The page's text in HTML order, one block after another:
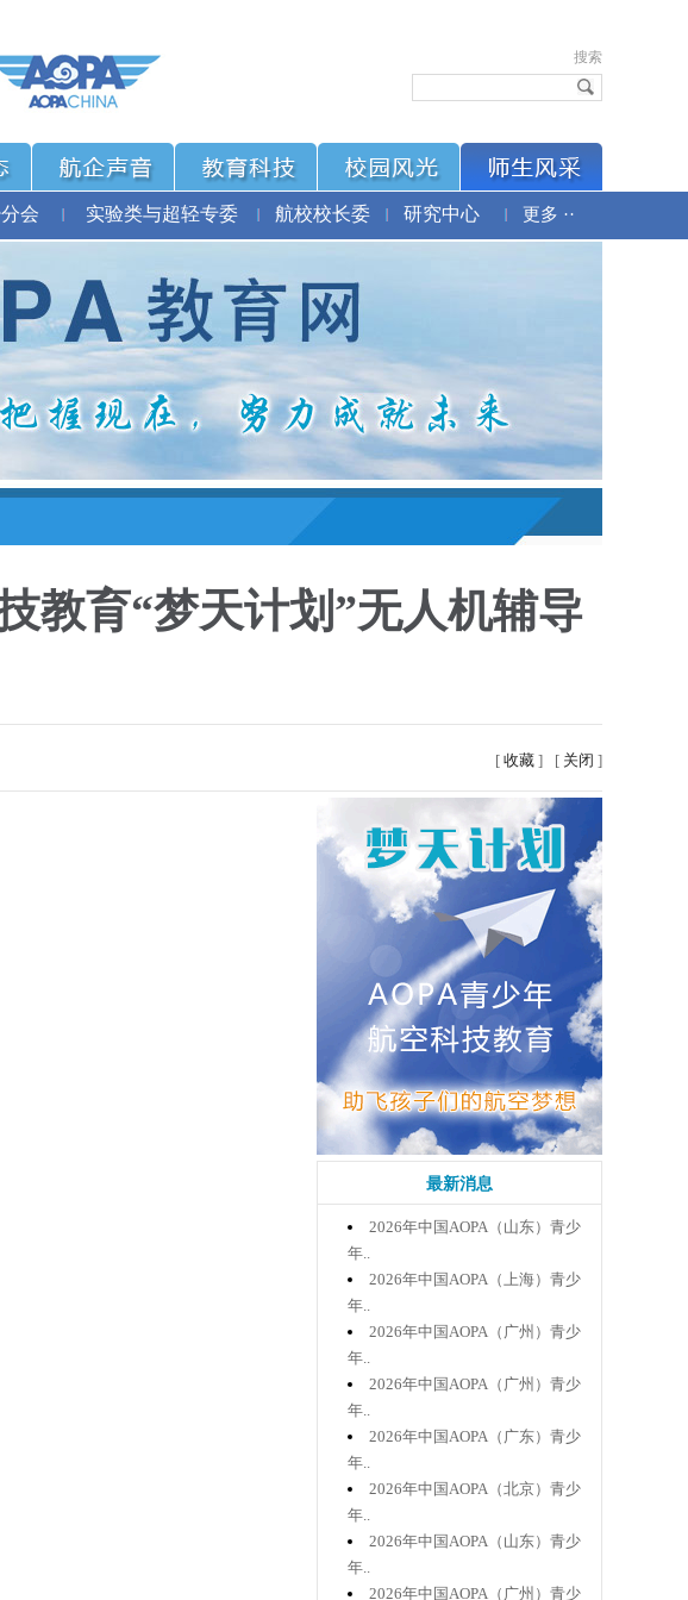
搜索
会 实验类与超轻专委 航校校长委 研究中心 更多 ··
教育“梦天计划”无人机辅导
[ 收藏 ] [ 关闭 ]
最新消息
2026年中国AOPA（山东）青少
年..
2026年中国AOPA（上海）青少
年..
2026年中国AOPA（广州）青少
年..
2026年中国AOPA（广州）青少
年..
2026年中国AOPA（广东）青少
年..
2026年中国AOPA（北京）青少
年..
2026年中国AOPA（山东）青少
年..
2026年中国AOPA（广州）青少